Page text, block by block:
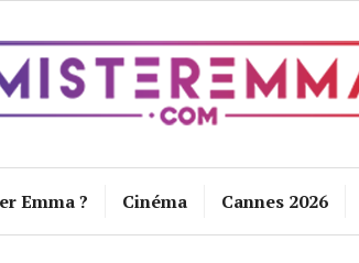
Emma ? Cinéma Cannes 2026